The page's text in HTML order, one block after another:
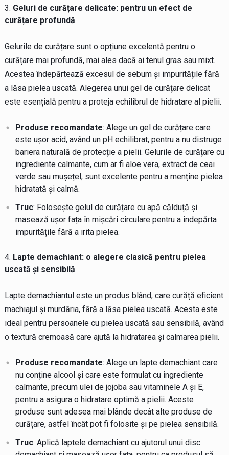
Geluri de curățare delicate: pentru un efect de
curățare profundă
Gelurile de curățare sunt o opțiune excelentă pentru o
curățare mai profundă, mai ales dacă ai tenul gras sau mixt.
Acestea îndepărtează excesul de sebum și impuritățile fără
a lăsa pielea uscată. Alegerea unui gel de curățare delicat
este esențială pentru a proteja echilibrul de hidratare al pielii.
Produse recomandate: Alege un gel de curățare care
este ușor acid, având un pH echilibrat, pentru a nu distruge
bariera naturală de protecție a pielii. Gelurile de curățare cu
ingrediente calmante, cum ar fi aloe vera, extract de ceai
verde sau mușețel, sunt excelente pentru a menține pielea
hidratată și calmă.
Truc: Folosește gelul de curățare cu apă călduță și
masează ușor fața în mișcări circulare pentru a îndepărta
impuritățile fără a irita pielea.
Lapte demachiant: o alegere clasică pentru pielea
uscată și sensibilă
Lapte demachiantul este un produs blând, care curăță eficient
machiajul și murdăria, fără a lăsa pielea uscată. Acesta este
ideal pentru persoanele cu pielea uscată sau sensibilă, având
o textură cremoasă care ajută la hidratarea și calmarea pielii.
Produse recomandate: Alege un lapte demachiant care
nu conține alcool și care este formulat cu ingrediente
calmante, precum ulei de jojoba sau vitaminele A și E,
pentru a asigura o hidratare optimă a pielii. Aceste
produse sunt adesea mai blânde decât alte produse de
curățare, astfel încât pot fi folosite și pe pielea sensibilă.
Truc: Aplică laptele demachiant cu ajutorul unui disc